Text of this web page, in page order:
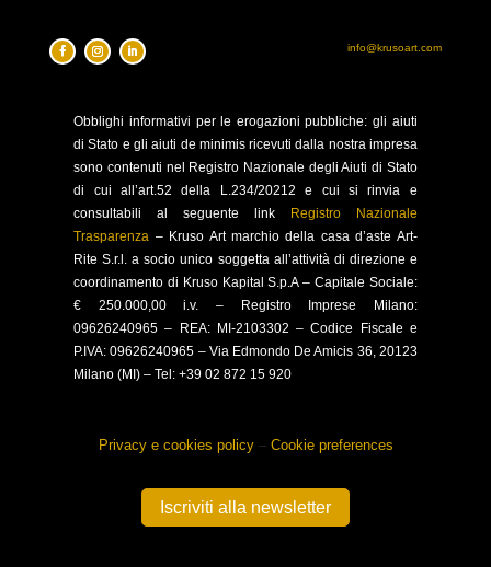
info@krusoart.com
Obblighi informativi per le erogazioni pubbliche: gli aiuti
di Stato e gli aiuti de minimis ricevuti dalla nostra impresa
sono contenuti nel Registro Nazionale degli Aiuti di Stato
di cui all’art.52 della L.234/20212 e cui si rinvia e
consultabili al seguente link Registro Nazionale
Trasparenza – Kruso Art marchio della casa d’aste Art-
Rite S.r.l. a socio unico soggetta all’attività di direzione e
coordinamento di Kruso Kapital S.p.A – Capitale Sociale:
€ 250.000,00 i.v. – Registro Imprese Milano:
09626240965 – REA: MI-2103302 – Codice Fiscale e
P.IVA: 09626240965 – Via Edmondo De Amicis 36, 20123
Milano (MI) – Tel: +39 02 872 15 920
Privacy e cookies policy– Cookie preferences
Iscriviti alla newsletter